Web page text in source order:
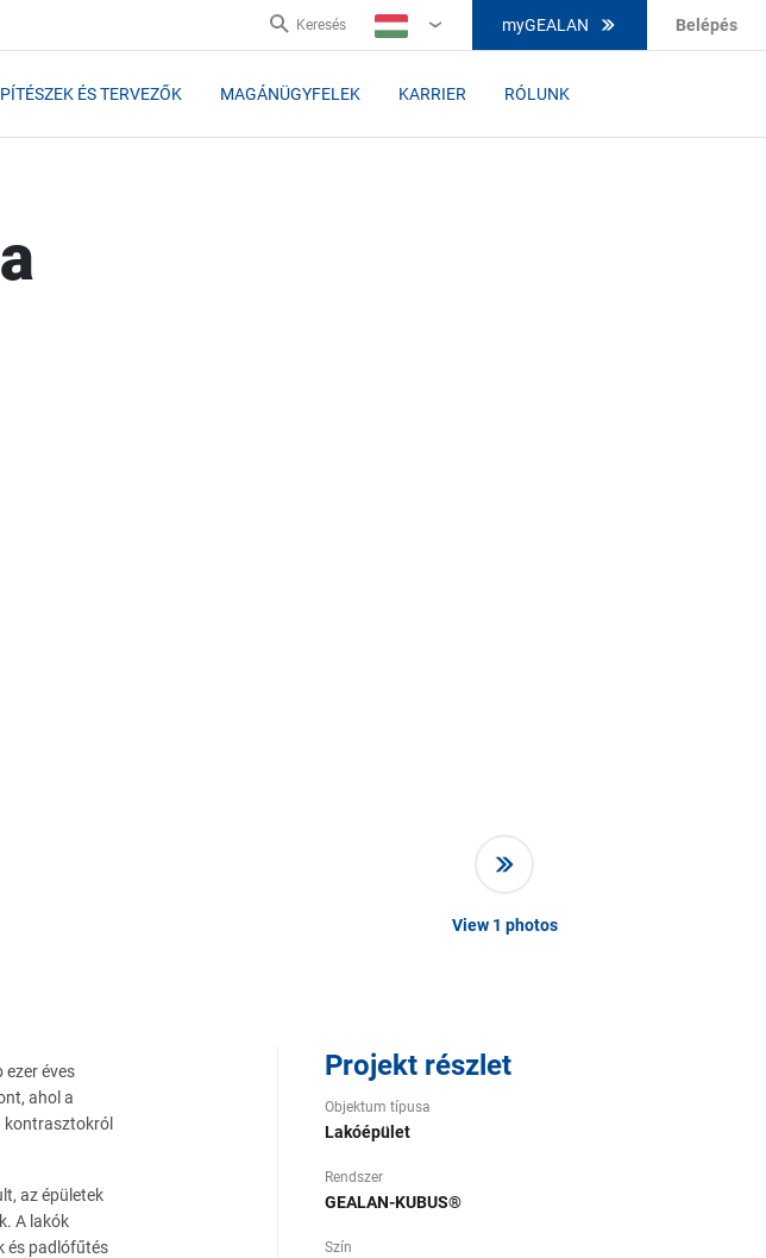
Keresés
HU
myGEALAN Belépés
ÉS TERVEZŐK MAGÁNÜGYFELEK KARRIER RÓLUNK
View 1 photos
Projekt részlet
Objektum típusa
Lakóépület
Rendszer
GEALAN-KUBUS®
Szín
ezer éves
ahol a
kontrasztokról
az épületek
A lakók
és padlófűtés